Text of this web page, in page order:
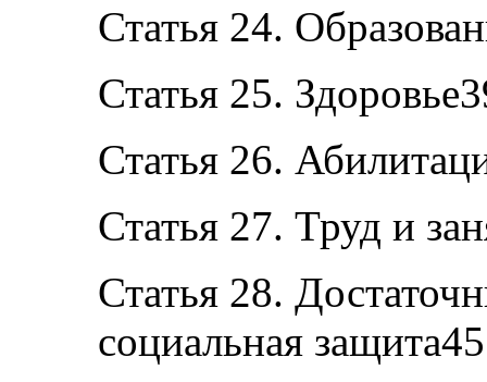
Статья 24.
Статья 25.
Статья 26.
Статья 27. Труд и
Статья 28.
социальная защита45